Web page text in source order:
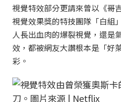
視覺特效部分更請來曾以《哥
視覺效果獎的特技團隊「白組
人長出血肉的爆裂視覺，還是
效，都被網友大讚根本是「好
彩。